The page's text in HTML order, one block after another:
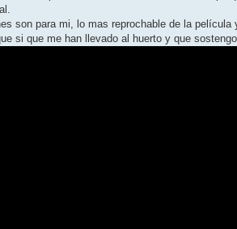
son para mi, lo mas reprochable de la
si que me han llevado al huerto y que